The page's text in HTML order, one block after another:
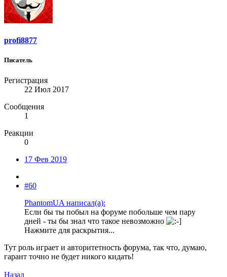
profi8877
Писатель
Регистрация
22 Июл 2017
Сообщения
1
Реакции
0
17 Фев 2019
#60
PhantomUA написал(а):
Если бы ты побыл на форуме побольше чем пару
дней - ты бы знал что такое невозможно
Нажмите для раскрытия...
Тут роль играет и авторитетность форума, так что, думаю,
гарант точно не будет никого кидать!
Назад